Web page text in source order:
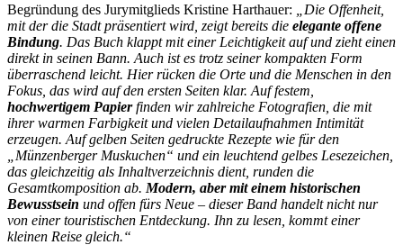
Begründung des Jurymitglieds Kristine Harthauer:
„Die Offenheit,
mit der die Stadt präsentiert wird, zeigt bereits die elegante offene
Bindung. Das Buch klappt mit einer Leichtigkeit auf und zieht einen
direkt in seinen Bann. Auch ist es trotz seiner kompakten Form
überraschend leicht. Hier rücken die Orte und die Menschen in den
Fokus, das wird auf den ersten Seiten klar. Auf festem,
hochwertigem Papierfinden wir zahlreiche Fotografien, die mit
ihrer warmen Farbigkeit und vielen Detailaufnahmen Intimität
erzeugen. Auf gelben Seiten gedruckte Rezepte wie für den
„Münzenberger Muskuchen“ und ein leuchtend gelbes Lesezeichen,
das gleichzeitig als Inhaltverzeichnis dient, runden die
Gesamtkomposition ab. Modern, aber mit einem historischen
Bewusstsein und offen fürs Neue – dieser Band handelt nicht nur
von einer touristischen Entdeckung. Ihn zu lesen, kommt einer
kleinen Reise gleich.“